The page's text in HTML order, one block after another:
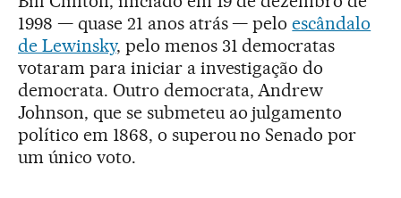
1998 — quase 21 anos atrás — peloescândalo
de Lewinsky, pelo menos 31 democratas
votaram para iniciar a investigação do
democrata. Outro democrata, Andrew
Johnson, que se submeteu ao julgamento
político em 1868, o superou no Senado por
um único voto.